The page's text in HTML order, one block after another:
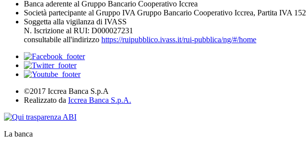
Banca aderente al Gruppo Bancario Cooperativo Iccrea
Società partecipante al Gruppo IVA Gruppo Bancario Cooperativo Iccrea, Partita IVA
Soggetta alla vigilanza di IVASS
N. Iscrizione al RUI: D000027231
consultabile all'indirizzo https://ruipubblico.ivass.it/rui-pubblica/ng/#/home
©2017 Iccrea Banca S.p.A
Realizzato da Iccrea Banca S.p.A.
La banca